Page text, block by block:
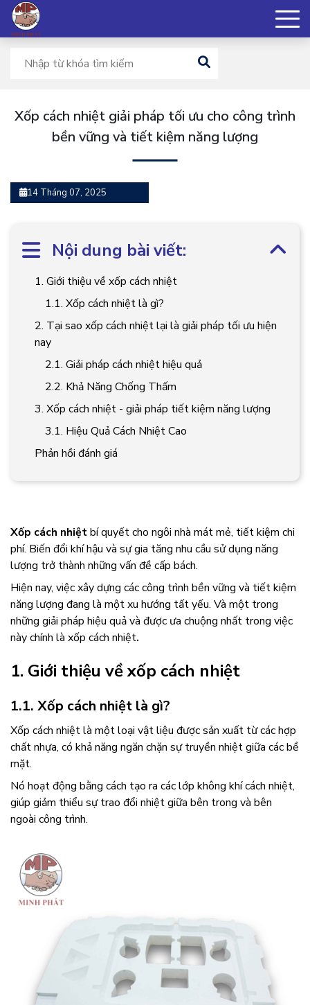
Xốp cách nhiệt giải pháp tối ưu cho công trình
bền vững và tiết kiệm năng lượng
14 Tháng 07, 2025
Nội dung bài viết:
1. Giới thiệu về xốp cách nhiệt
1.1. Xốp cách nhiệt là gì?
2. Tại sao xốp cách nhiệt lại là giải pháp tối ưu hiện
nay
2.1. Giải pháp cách nhiệt hiệu quả
2.2. Khả Năng Chống Thấm
3. Xốp cách nhiệt - giải pháp tiết kiệm năng lượng
3.1. Hiệu Quả Cách Nhiệt Cao
Phản hồi đánh giá
Xốp cách nhiệtbí quyết cho ngôi nhà mát mẻ, tiết kiệm chi
phí. Biến đổi khí hậu và sự gia tăng nhu cầu sử dụng năng
lượng trở thành những vấn đề cấp bách.
Hiện nay, việc xây dựng các công trình bền vững và tiết kiệm
năng lượng đang là một xu hướng tất yếu. Và một trong
những giải pháp hiệu quả và được ưa chuộng nhất trong việc
này chính là xốp cách nhiệt.
1. Giới thiệu về xốp cách nhiệt
1.1. Xốp cách nhiệt là gì?
Xốp cách nhiệt là một loại vật liệu được sản xuất từ các hợp
chất nhựa, có khả năng ngăn chặn sự truyền nhiệt giữa các bề
mặt.
Nó hoạt động bằng cách tạo ra các lớp không khí cách nhiệt,
giúp giảm thiểu sự trao đổi nhiệt giữa bên trong và bên
ngoài công trình.